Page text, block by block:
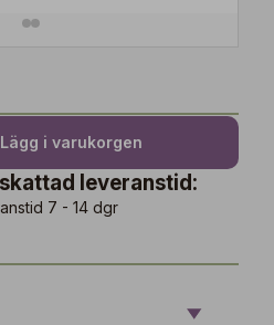
Lägg i varukorgen
leveranstid:
7 - 14 dgr